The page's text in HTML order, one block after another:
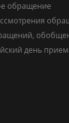
обращение
день